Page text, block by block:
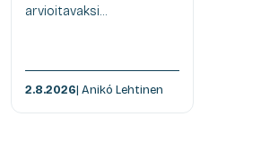
arvioitavaksi...
2.8.2026| Anikó Lehtinen